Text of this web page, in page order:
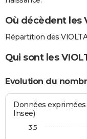
Où décèdent les
Répartition des
Qui sont les
Evolution du
Données
Insee)
3,5